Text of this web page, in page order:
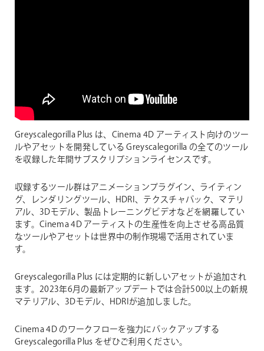
Greyscalegorilla Plus は、Cinema 4D アーティスト向けのツー
ルやアセットを開発している Greyscalegorilla の全てのツール
を収録した年間サブスクリプションライセンスです。
収録するツール群はアニメーションプラグイン、ライティン
グ、レンダリングツール、HDRI、テクスチャパック、マテリ
アル、3Dモデル、製品トレーニングビデオなどを網羅してい
ます。Cinema 4D アーティストの生産性を向上させる高品質
なツールやアセットは世界中の制作現場で活用されていま
す。
Greyscalegorilla Plus には定期的に新しいアセットが追加され
ます。2023年6月の最新アップデートでは合計500以上の新規
マテリアル、3Dモデル、HDRIが追加しました。
Cinema 4D のワークフローを強力にバックアップする
Greyscalegorilla Plus をぜひご利用ください。